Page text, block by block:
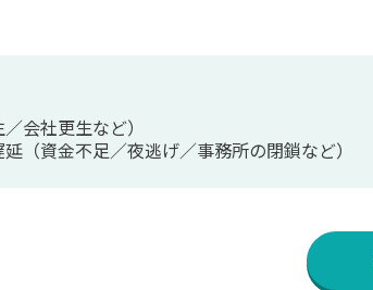
会社更生など）
延 （資金不足／夜逃げ／事務所の閉鎖など）